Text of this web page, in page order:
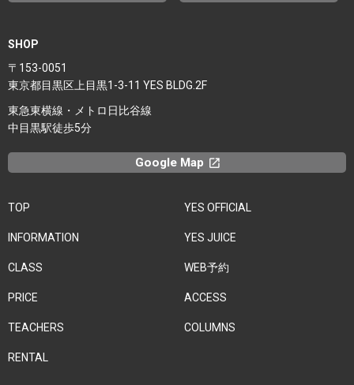
TOP
INFORMATION
CLASS
PRICE
TEACHERS
RENTAL
YES OFFICIAL
YES JUICE
WEB予約
ACCESS
COLUMNS
SHOP
〒153-0051
東京都目黒区上目黒1-3-11 YES BLDG.2F
東急東横線・メトロ日比谷線
中目黒駅徒歩5分
Google Map launchx